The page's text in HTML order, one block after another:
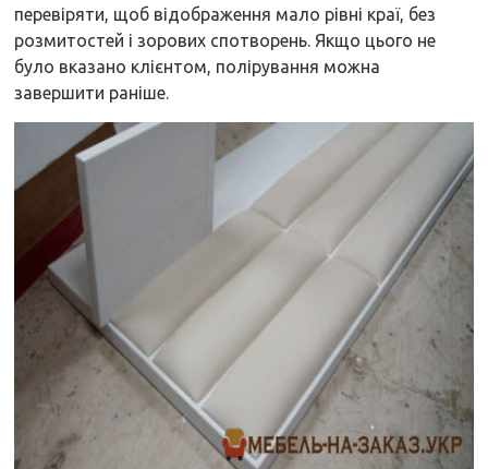
перевіряти, щоб відображення мало рівні краї, без
розмитостей і зорових спотворень. Якщо цього не
було вказано клієнтом, полірування можна
завершити раніше.